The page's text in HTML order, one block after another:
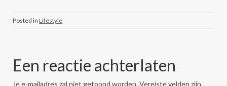
Posted in Lifestyle
Een reactie achterlaten
Je e-mailadres zal niet getoond worden.Vereiste velden zijn